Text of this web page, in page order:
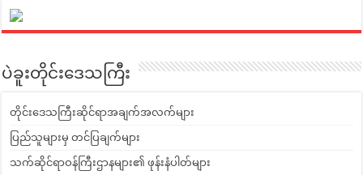
ပဲခူးတိုင်းဒေသကြီး
တိုင်းဒေသကြီးဆိုင်ရာအချက်အလက်များ
ပြည်သူများမှ တင်ပြချက်များ
သက်ဆိုင်ရာဝန်ကြီးဌာနများ၏ ဖုန်းနံပါတ်များ